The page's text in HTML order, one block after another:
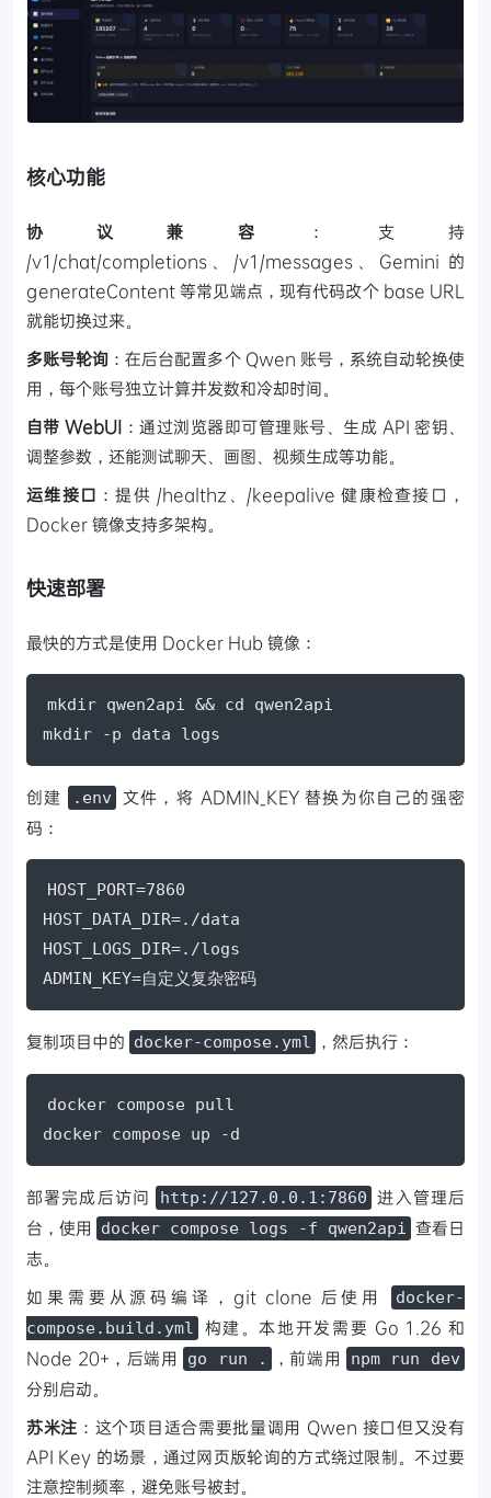
核心功能
协议兼容
：支持
/v1/chat/completions、/v1/messages、Gemini 的
generateContent 等常见端点，现有代码改个 base URL
就能切换过来。
多账号轮询 ：在后台配置多个 Qwen 账号，系统自动轮换使
用，每个账号独立计算并发数和冷却时间。
自带 WebUI ：通过浏览器即可管理账号、生成 API 密钥、
调整参数，还能测试聊天、画图、视频生成等功能。
运维接口 ：提供 /healthz、/keepalive 健康检查接口，
Docker 镜像支持多架构。
快速部署
最快的方式是使用 Docker Hub 镜像：
mkdir qwen2api && cd qwen2api
mkdir -p data logs
创建 .env
文件，将 ADMIN_KEY 替换为你自己的强密
码：
HOST_PORT=7860
HOST_DATA_DIR=./data
HOST_LOGS_DIR=./logs
ADMIN_KEY=自定义复杂密码
复制项目中的 docker-compose.yml ，然后执行：
docker compose pull
docker compose up -d
部署完成后访问 http://127.0.0.1:7860 进入管理后
台，使用
docker compose logs -f qwen2api 查看日
志。
如果需要从源码编译，git clone 后使用
docker-
compose.build.yml
构建。本地开发需要 Go 1.26 和
Node 20+，后端用
go run . ，前端用 npm run dev
分别启动。
苏米注 ：这个项目适合需要批量调用 Qwen 接口但又没有
API Key 的场景，通过网页版轮询的方式绕过限制。不过要
注意控制频率，避免账号被封。